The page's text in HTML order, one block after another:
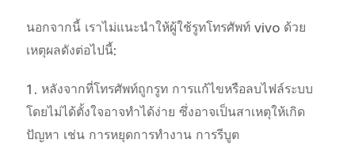
ประเทศไทย | เลือกประเทศ/ภูมิภาค
นอกจากนี้ เราไม่แนะนำให้ผู้ใช้รูทโทรศัพท์ vivo ด้วย
เหตุผลดังต่อไปนี้:
1. หลังจากที่โทรศัพท์ถูกรูท การแก้ไขหรือลบไฟล์ระบบ
โดยไม่ได้ตั้งใจอาจทำได้ง่าย ซึ่งอาจเป็นสาเหตุให้เกิด
ปัญหา เช่น การหยุดการทำงาน การรีบูต